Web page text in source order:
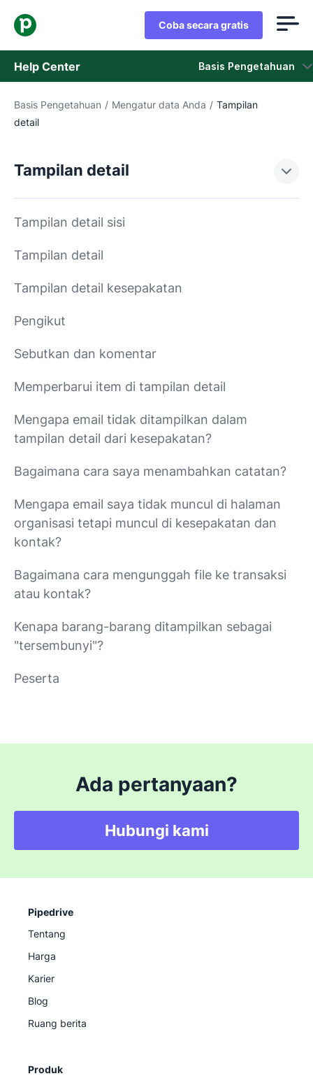
Coba secara gratis
Help Center Basis Pengetahuan
Basis Pengetahuan
Hubungi Staf Dukungan
Basis Pengetahuan / Mengatur data Anda / Tampilan
detail
Tampilan detail
Tampilan detail sisi
Tampilan detail
Tampilan detail kesepakatan
Pengikut
Sebutkan dan komentar
Memperbarui item di tampilan detail
Mengapa email tidak ditampilkan dalam
tampilan detail dari kesepakatan?
Bagaimana cara saya menambahkan catatan?
Mengapa email saya tidak muncul di halaman
organisasi tetapi muncul di kesepakatan dan
kontak?
Bagaimana cara mengunggah file ke transaksi
atau kontak?
Kenapa barang-barang ditampilkan sebagai
"tersembunyi"?
Peserta
Ada pertanyaan?
Hubungi kami
Pipedrive
Tentang
Harga
Karier
Blog
Ruang berita
Produk